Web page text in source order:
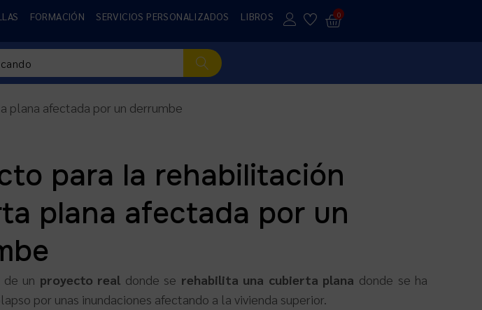
FORMACIÓN SERVICIOS PERSONALIZADOS LIBROS 0
plana afectada por un derrumbe
para la rehabilitación
plana afectada por un
de un proyecto real donde se rehabilita una cubierta plana donde se ha
por unas inundaciones afectando a la vivienda superior.